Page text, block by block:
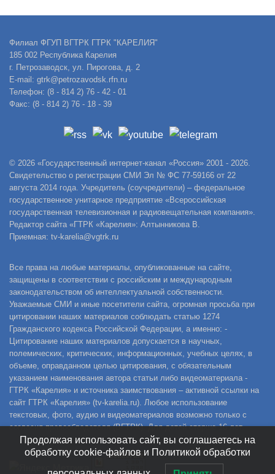
Филиал ФГУП ВГТРК ГТРК "КАРЕЛИЯ"
185 002 Республика Карелия
г. Петрозаводск, ул. Пирогова, д. 2
E-mail: gtrk@petrozavodsk.rfn.ru
Телефон: (8 - 814 2) 76 - 42 - 01
Факс: (8 - 814 2) 76 - 18 - 39
© 2026 «Государственный интернет-канал «Россия» 2001 - 2026.
Свидетельство о регистрации СМИ Эл № ФС 77-59166 от 22
августа 2014 года. Учредитель (соучредители) – федеральное
государственное унитарное предприятие «Всероссийская
государственная телевизионная и радиовещательная компания».
Редактор сайта «ГТРК «Карелия»: Алтынникова В.
Приемная: tv-karelia@vgtrk.ru
Все права на любые материалы, опубликованные на сайте,
защищены в соответствии с российским и международным
законодательством об интеллектуальной собственности.
Уважаемые СМИ и иные посетители сайта, огромная просьба при
цитировании наших материалов соблюдать статью 1274
Гражданского кодекса Российской Федерации, а именно: -
Цитирование наших материалов допускается в научных,
полемических, критических, информационных, учебных целях, в
объеме, оправданном целью цитирования, с обязательным
указанием наименования автора статьи либо видеоматериала -
ГТРК «Карелия» и источника заимствования – активной ссылки на
сайт ГТРК «Карелия» (tv-karelia.ru). Любое использование
текстовых, фото, аудио и видеоматериалов возможно только с
согласия правообладателя (ВГТРК). Для детей старше 16 лет.
Продолжая использовать сайт, вы соглашаетесь на
обработку cookie-файлов и Политикой обработки